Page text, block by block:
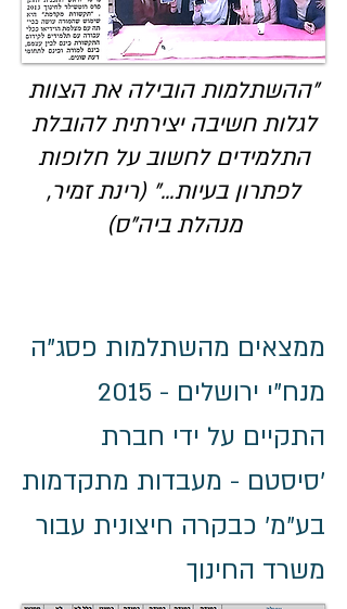
"ההשתלמות הובילה את הצוות
לגלות חשיבה יצירתית להובלת
התלמידים לחשוב על חלופות
לפתרון בעיות..." (רינת זמיר,
מנהלת ביה"ס)
ממצאים מהשתלמות פסג"ה
מנח"י ירושלים - 2015
התקיים על ידי חברת
'סיסטם - מעבדות מתקדמות
בע"מ' כבקרה חיצונית עבור
משרד החינוך